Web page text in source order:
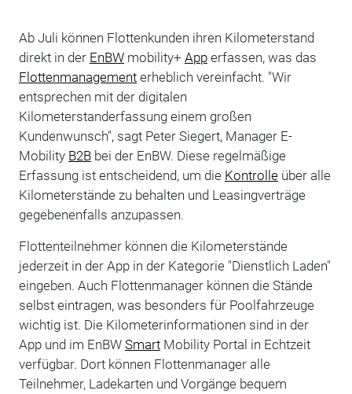
Ab Juli können Flottenkunden ihren Kilometerstand
direkt in der EnBWmobility+ Apperfassen, was das
Flottenmanagementerheblich vereinfacht. "Wir
entsprechen mit der digitalen
Kilometerstanderfassung einem großen
Kundenwunsch", sagt Peter Siegert, Manager E-
Mobility B2Bbei der EnBW. Diese regelmäßige
Erfassung ist entscheidend, um die Kontrolleüber alle
Kilometerstände zu behalten und Leasingverträge
gegebenenfalls anzupassen.
Flottenteilnehmer können die Kilometerstände
jederzeit in der App in der Kategorie "Dienstlich Laden"
eingeben. Auch Flottenmanager können die Stände
selbst eintragen, was besonders für Poolfahrzeuge
wichtig ist. Die Kilometerinformationen sind in der
App und im EnBW SmartMobility Portal in Echtzeit
verfügbar. Dort können Flottenmanager alle
Teilnehmer, Ladekarten und Vorgänge bequem